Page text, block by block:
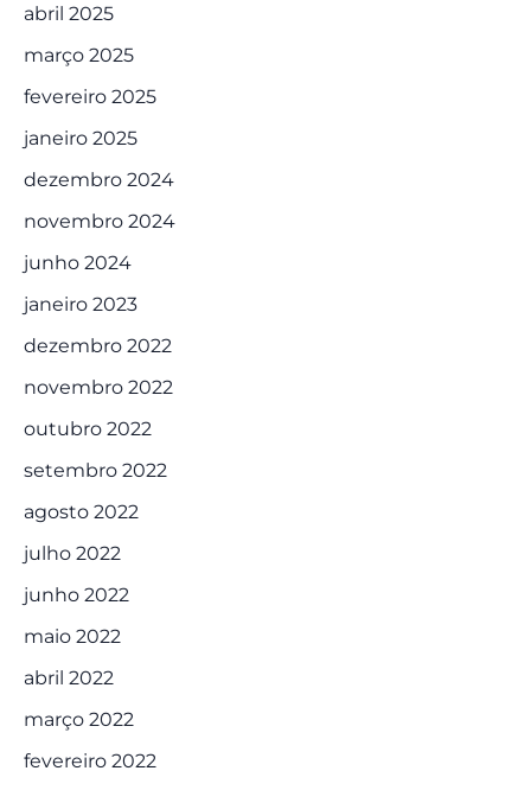
abril 2025
março 2025
fevereiro 2025
janeiro 2025
dezembro 2024
novembro 2024
junho 2024
janeiro 2023
dezembro 2022
novembro 2022
outubro 2022
setembro 2022
agosto 2022
julho 2022
junho 2022
maio 2022
abril 2022
março 2022
fevereiro 2022